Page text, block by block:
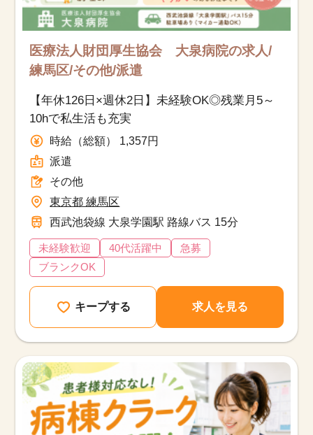
医療法人財団厚生協会 大泉病院の求人/
練馬区/その他/派遣
【年休126日×週休2日】未経験OK◎残業月5～
10hで私生活も充実
時給（総額） 1,357円
派遣
その他
東京都 練馬区
西武池袋線 大泉学園駅 路線バス 15分
未経験歓迎 40代活躍中
急募
ブランクOK
キープする 求人を見る